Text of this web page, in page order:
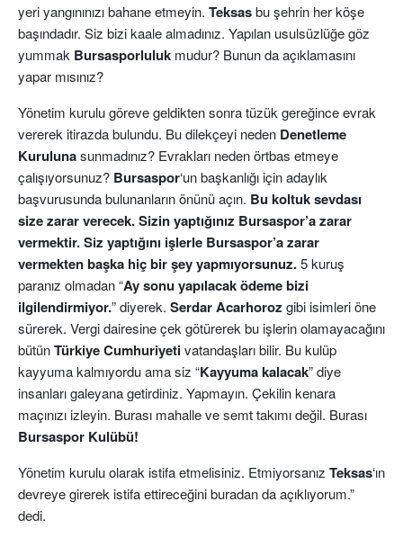
yeri yangınınızı bahane etmeyin. Teksasbu şehrin her köşe
başındadır. Siz bizi kaale almadınız. Yapılan usulsüzlüğe göz
yummak Bursasporluluk mudur? Bunun da açıklamasını
yapar mısınız?
Yönetim kurulu göreve geldikten sonra tüzük gereğince evrak
vererek itirazda bulundu. Bu dilekçeyi neden Denetleme
Kurulunasunmadınız? Evrakları neden örtbas etmeye
çalışıyorsunuz? Bursaspor‘un başkanlığı için adaylık
başvurusunda bulunanların önünü açın. Bu koltuk sevdası
size zarar verecek. Sizin yaptığınız Bursaspor’a zarar
vermektir. Siz yaptığını işlerle Bursaspor’a zarar
vermekten başka hiç bir şey yapmıyorsunuz.5 kuruş
paranız olmadan “Ay sonu yapılacak ödeme bizi
ilgilendirmiyor.” diyerek. Serdar Acarhoroz gibi isimleri öne
sürerek. Vergi dairesine çek götürerek bu işlerin olamayacağını
bütünTürkiye Cumhuriyetivatandaşları bilir. Bu kulüp
kayyuma kalmıyordu ama siz “Kayyuma kalacak” diye
insanları galeyana getirdiniz. Yapmayın. Çekilin kenara
maçınızı izleyin. Burası mahalle ve semt takımı değil. Burası
Bursaspor Kulübü!
Yönetim kurulu olarak istifa etmelisiniz. Etmiyorsanız Teksas‘ın
devreye girerek istifa ettireceğini buradan da açıklıyorum.”
dedi.